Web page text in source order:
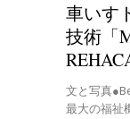
車いす
技術「
文と写真
最大の福祉